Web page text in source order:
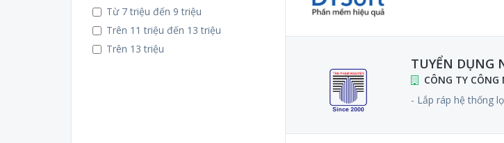
TUYỂN DỤNG
CÔNG TY CÔNG
- Lắp ráp hệ thống
Bình Phước
Bình Thuận
Cao Bằng
Từ 7 triệu đến 9 triệu
Trên 11 triệu đến 13 triệu
Trên 13 triệu